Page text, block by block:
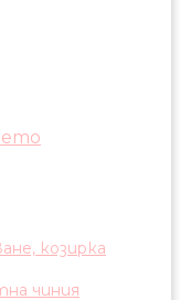
козирка
чиния